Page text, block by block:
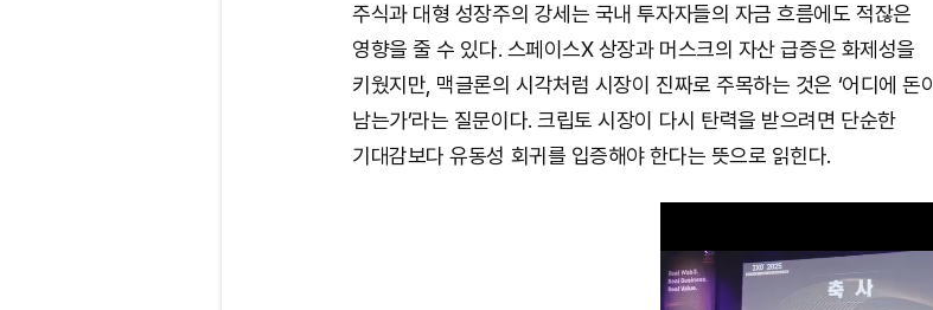
주식과 대형 성장주의 강세는 국내 투자자들의 자금 흐름에도 적잖은
영향을 줄 수 있다. 스페이스X 상장과 머스크의 자산 급증은 화제성을
키웠지만, 맥글론의 시각처럼 시장이 진짜로 주목하는 것은 ‘어디에 돈이
남는가’라는 질문이다. 크립토 시장이 다시 탄력을 받으려면 단순한
기대감보다 유동성 회귀를 입증해야 한다는 뜻으로 읽힌다.